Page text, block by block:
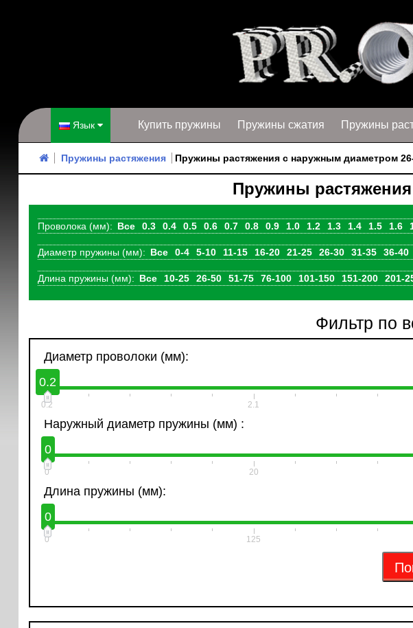
Купить пружины Пружины сжатия Пружины
Язык
Пружины растяжения Пружины растяжения с наружным диаметром
Пружины
Проволока (мм): Все 0.3 0.4 0.5 0.6 0.7 0.8 0.9 1.0 1.2 1.3 1.4 1.5 1.6
Диаметр пружины (мм): Все 0-4 5-10 11-15 16-20 21-25 26-30 31-35 36-40
Длина пружины (мм): Все 10-25 26-50 51-75 76-100 101-150 151-200 201-
Фильтр по
Диаметр проволоки (мм):
0.2
0.2 2.1
Наружный диаметр пружины (мм) :
0
0 20
Длина пружины (мм):
0
0 125